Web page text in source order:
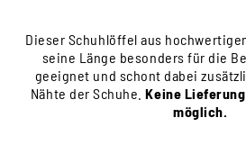
Dieser Schuhlöffel aus
seine Länge besonders für die
geeignet und schont dabei
Nähte der Schuhe.Keine
möglich.